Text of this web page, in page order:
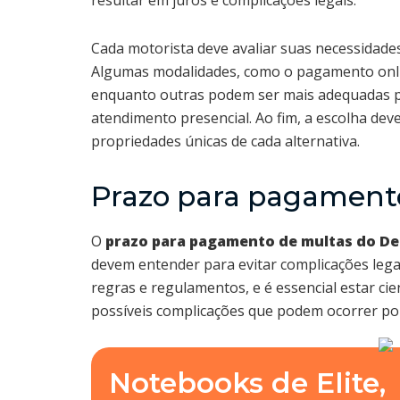
Cada motorista deve avaliar suas
Algumas modalidades, como o pagamento
enquanto outras podem ser mais
atendimento presencial. Ao fim, a escolha
propriedades únicas de cada alternativa.
Prazo para
O prazo para pagamento de multas do
devem entender para evitar complicações
regras e regulamentos, e é essencial estar
possíveis complicações que podem ocorrer
Notebooks de Elite,